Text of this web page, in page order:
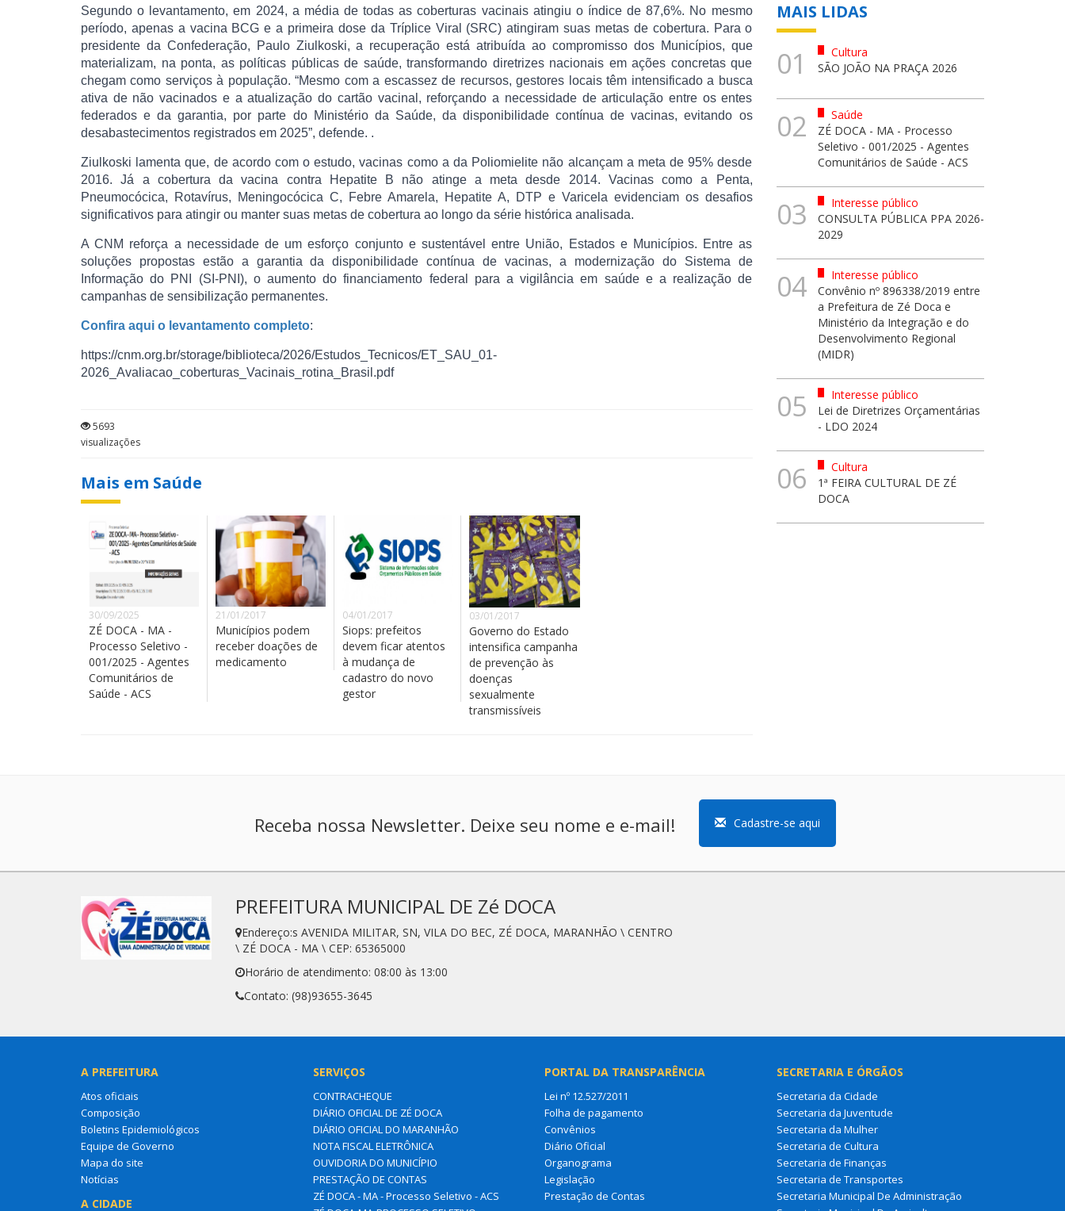
Segundo o levantamento, em 2024, a média de todas as coberturas vacinais atingiu o índice de 87,6%. No mesmo
período, apenas a vacina BCG e a primeira dose da Tríplice Viral (SRC) atingiram suas metas de cobertura. Para o
presidente da Confederação, Paulo Ziulkoski, a recuperação está atribuída ao compromisso dos Municípios, que
materializam, na ponta, as políticas públicas de saúde, transformando diretrizes nacionais em ações concretas que
chegam como serviços à população. “Mesmo com a escassez de recursos, gestores locais têm intensificado a busca
ativa de não vacinados e a atualização do cartão vacinal, reforçando a necessidade de articulação entre os entes
federados e da garantia, por parte do Ministério da Saúde, da disponibilidade contínua de vacinas, evitando os
desabastecimentos registrados em 2025”, defende. .
Ziulkoski lamenta que, de acordo com o estudo, vacinas como a da Poliomielite não alcançam a meta de 95% desde
2016. Já a cobertura da vacina contra Hepatite B não atinge a meta desde 2014. Vacinas como a Penta,
Pneumocócica, Rotavírus, Meningocócica C, Febre Amarela, Hepatite A, DTP e Varicela evidenciam os desafios
significativos para atingir ou manter suas metas de cobertura ao longo da série histórica analisada.
A CNM reforça a necessidade de um esforço conjunto e sustentável entre União, Estados e Municípios. Entre as
soluções propostas estão a garantia da disponibilidade contínua de vacinas, a modernização do Sistema de
Informação do PNI (SI-PNI), o aumento do financiamento federal para a vigilância em saúde e a realização de
campanhas de sensibilização permanentes.
Confira aqui o levantamento completo:
https://cnm.org.br/storage/biblioteca/2026/Estudos_Tecnicos/ET_SAU_01-
2026_Avaliacao_coberturas_Vacinais_rotina_Brasil.pdf
5693
visualizações
Mais em Saúde
30/09/2025
ZÉ DOCA - MA -
Processo Seletivo -
001/2025 - Agentes
Comunitários de
Saúde - ACS
21/01/2017
Municípios podem
receber doações de
medicamento
04/01/2017
Siops: prefeitos
devem ficar atentos
à mudança de
cadastro do novo
gestor
03/01/2017
Governo do Estado
intensifica campanha
de prevenção às
doenças
sexualmente
transmissíveis
MAIS LIDAS
01
Cultura
SÃO JOÃO NA PRAÇA 2026
02
Saúde
ZÉ DOCA - MA - Processo
Seletivo - 001/2025 - Agentes
Comunitários de Saúde - ACS
03
Interesse público
CONSULTA PÚBLICA PPA 2026-
2029
04
Interesse público
Convênio nº 896338/2019 entre
a Prefeitura de Zé Doca e
Ministério da Integração e do
Desenvolvimento Regional
(MIDR)
05
Interesse público
Lei de Diretrizes Orçamentárias
- LDO 2024
06
Cultura
1ª FEIRA CULTURAL DE ZÉ
DOCA
Receba nossa Newsletter. Deixe seu nome e e-mail! Cadastre-se aqui
PREFEITURA MUNICIPAL DE Zé DOCA
Endereço:s AVENIDA MILITAR, SN, VILA DO BEC, ZÉ DOCA, MARANHÃO \ CENTRO
\ ZÉ DOCA - MA \ CEP: 65365000
Horário de atendimento: 08:00 às 13:00
Contato: (98)93655-3645
A PREFEITURA
Atos oficiais
Composição
Boletins Epidemiológicos
Equipe de Governo
Mapa do site
Notícias
A CIDADE
SERVIÇOS
CONTRACHEQUE
DIÁRIO OFICIAL DE ZÉ DOCA
DIÁRIO OFICIAL DO MARANHÃO
NOTA FISCAL ELETRÔNICA
OUVIDORIA DO MUNICÍPIO
PRESTAÇÃO DE CONTAS
ZÉ DOCA - MA - Processo Seletivo - ACS
PORTAL DA TRANSPARÊNCIA
Lei nº 12.527/2011
Folha de pagamento
Convênios
Diário Oficial
Organograma
Legislação
Prestação de Contas
SECRETARIA E ÓRGÃOS
Secretaria da Cidade
Secretaria da Juventude
Secretaria da Mulher
Secretaria de Cultura
Secretaria de Finanças
Secretaria de Transportes
Secretaria Municipal De Administração